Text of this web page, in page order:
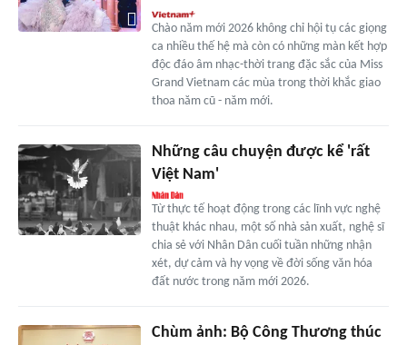
Chào năm mới 2026 không chỉ hội tụ các giọng
ca nhiều thế hệ mà còn có những màn kết hợp
độc đáo âm nhạc-thời trang đặc sắc của Miss
Grand Vietnam các mùa trong thời khắc giao
thoa năm cũ - năm mới.
Những câu chuyện được kể 'rất
Việt Nam'
Từ thực tế hoạt động trong các lĩnh vực nghệ
thuật khác nhau, một số nhà sản xuất, nghệ sĩ
chia sẻ với Nhân Dân cuối tuần những nhận
xét, dự cảm và hy vọng về đời sống văn hóa
đất nước trong năm mới 2026.
Chùm ảnh: Bộ Công Thương thúc